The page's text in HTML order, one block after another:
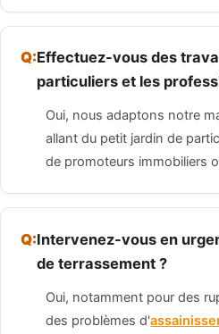
Effectuez-vous des
particuliers et les
Oui, nous adaptons notre
allant du petit jardin de
de promoteurs immobiliers
Intervenez-vous en
de terrassement ?
Oui, notamment pour des
des problèmes d'